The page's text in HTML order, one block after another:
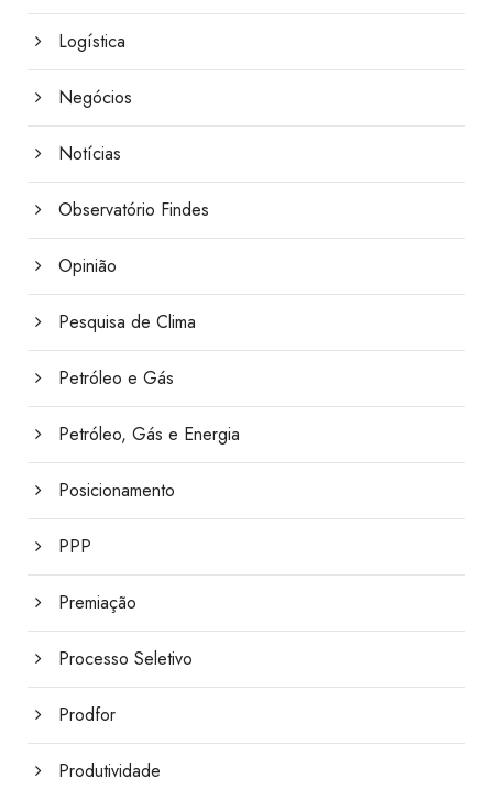
Logística
Negócios
Notícias
Observatório Findes
Opinião
Pesquisa de Clima
Petróleo e Gás
Petróleo, Gás e Energia
Posicionamento
PPP
Premiação
Processo Seletivo
Prodfor
Produtividade